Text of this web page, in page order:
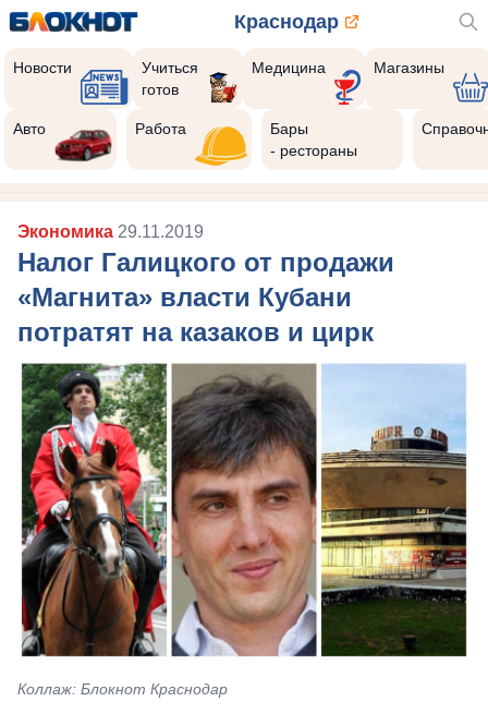
Краснодар
Новости
Учиться
готов
Медицина Магазины
Авто Работа
Бары
- рестораны
Экономика 29.11.2019
Налог Галицкого от продажи
«Магнита» власти Кубани
потратят на казаков и цирк
Коллаж: Блокнот Краснодар